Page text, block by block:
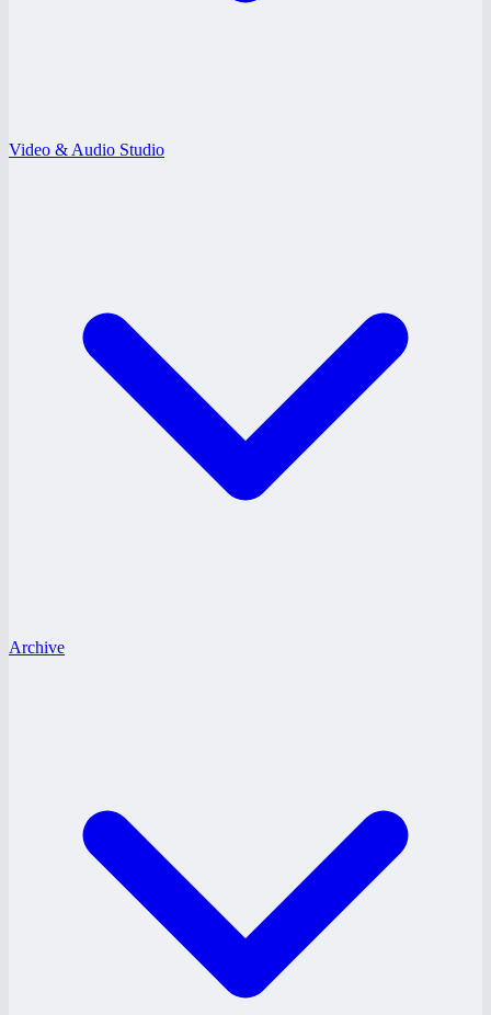
Video & Audio Studio
Archive